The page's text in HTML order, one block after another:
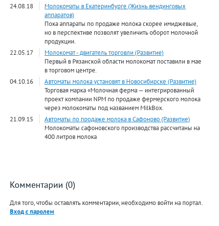
24.08.18
Молокоматы в Екатеринбурге (Жизнь вендинговых
аппаратов)
Пока аппараты по продаже молока скорее имиджевые,
но в перспективе позволят увеличить оборот молочной
продукции.
22.05.17
Молокомат - двигатель торговли (Развитие)
Первый в Рязанской области молокомат поставили в мае
в торговом центре.
04.10.16
Автоматы молока установят в Новосибирске (Развитие)
Торговая марка «Молочная ферма — интегрированный
проект компании NPM по продаже фермерского молока
через молокоматы под названием MilkBox.
21.09.15
Автоматы по продаже молока в Сафоново (Развитие)
Молокоматы сафоновского производства рассчитаны на
400 литров молока
Комментарии (0)
Для того, чтобы оставлять комментарии, необходимо войти на портал.
Вход с паролем